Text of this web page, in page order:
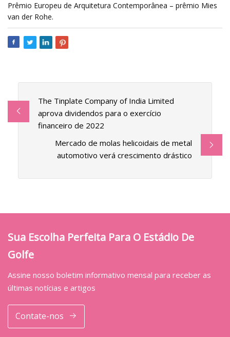
Prêmio Europeu de Arquitetura Contemporânea – prêmio Mies
van der Rohe.
The Tinplate Company of India Limited
aprova dividendos para o exercício
financeiro de 2022
Mercado de molas helicoidais de metal
automotivo verá crescimento drástico
Sua Escolha Perfeita Para O Estádio De
Golfe
Assine nosso boletim informativo mensal para receber as
últimas notícias e artigos
Contate-nos